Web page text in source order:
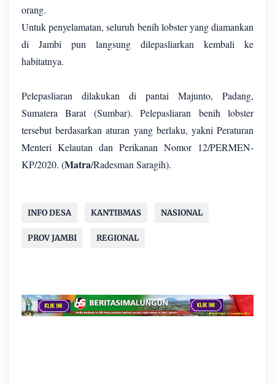
orang.
Untuk penyelamatan, seluruh benih lobster yang diamankan
di Jambi pun langsung dilepasliarkan kembali ke
habitatnya.
Pelepasliaran dilakukan di pantai Majunto, Padang,
Sumatera Barat (Sumbar). Pelepasliaran benih lobster
tersebut berdasarkan aturan yang berlaku, yakni Peraturan
Menteri Kelautan dan Perikanan Nomor 12/PERMEN-
KP/2020. (Matra/Radesman Saragih).
INFO DESA KANTIBMAS NASIONAL
PROV JAMBI REGIONAL